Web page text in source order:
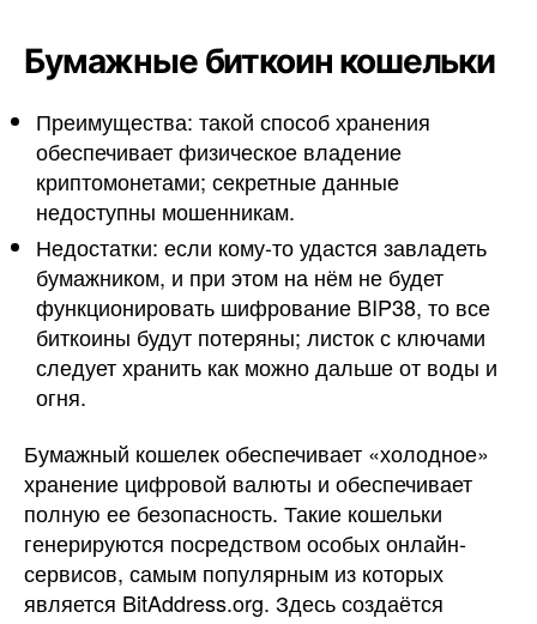
Бумажные биткоин кошельки
Преимущества: такой способ хранения
обеспечивает физическое владение
криптомонетами; секретные данные
недоступны мошенникам.
Недостатки: если кому-то удастся завладеть
бумажником, и при этом на нём не будет
функционировать шифрование BIP38, то все
биткоины будут потеряны; листок с ключами
следует хранить как можно дальше от воды и
огня.
Бумажный кошелек обеспечивает «холодное»
хранение цифровой валюты и обеспечивает
полную ее безопасность. Такие кошельки
генерируются посредством особых онлайн-
сервисов, самым популярным из которых
является BitAddress.org. Здесь создаётся